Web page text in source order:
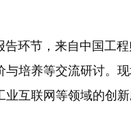
节，来自中国工程
与培养等交流研讨。
业互联网等领域的创新